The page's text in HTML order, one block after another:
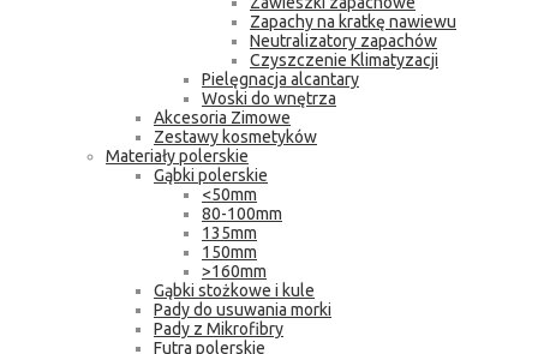
Zapachy na kratkę nawiewu
Neutralizatory zapachów
Czyszczenie Klimatyzacji
Pielęgnacja alcantary
Woski do wnętrza
Akcesoria Zimowe
Zestawy kosmetyków
Materiały polerskie
Gąbki polerskie
<50mm
80-100mm
135mm
150mm
>160mm
Gąbki stożkowe i kule
Pady do usuwania morki
Pady z Mikrofibry
Futra polerskie